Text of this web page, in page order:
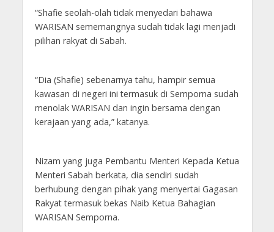
“Shafie seolah-olah tidak menyedari bahawa
WARISAN sememangnya sudah tidak lagi menjadi
pilihan rakyat di Sabah.
“Dia (Shafie) sebenarnya tahu, hampir semua
kawasan di negeri ini termasuk di Semporna sudah
menolak WARISAN dan ingin bersama dengan
kerajaan yang ada,” katanya.
Nizam yang juga Pembantu Menteri Kepada Ketua
Menteri Sabah berkata, dia sendiri sudah
berhubung dengan pihak yang menyertai Gagasan
Rakyat termasuk bekas Naib Ketua Bahagian
WARISAN Semporna.